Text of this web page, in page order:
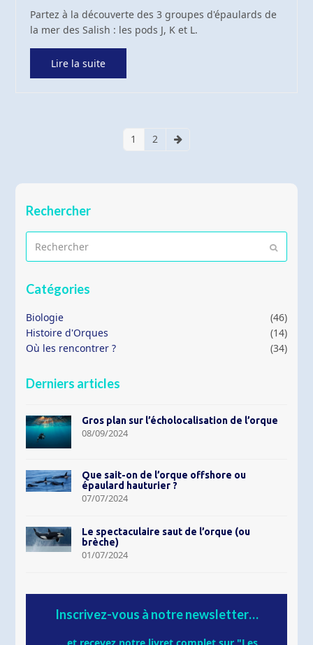
Partez à la découverte des 3 groupes d'épaulards de
la mer des Salish : les pods J, K et L.
Lire la suite
Page
1 Page
2 Suivant
Rechercher
Rechercher
Envoyer
Catégories
Biologie
(46)
Histoire d'Orques
(14)
Où les rencontrer ?
(34)
Derniers articles
Gros plan sur l’écholocalisation de l’orque
08/09/2024
Que sait-on de l’orque offshore ou
épaulard hauturier ?
07/07/2024
Le spectaculaire saut de l’orque (ou
brèche)
01/07/2024
Inscrivez-vous à notre newsletter…